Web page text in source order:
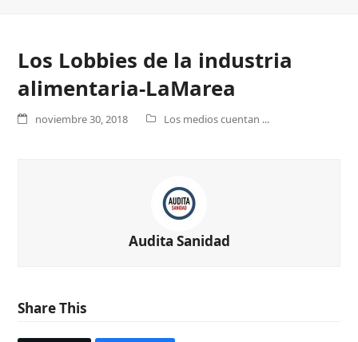
Los Lobbies de la industria
alimentaria-LaMarea
noviembre 30, 2018 Los medios cuentan ...
Audita Sanidad
Share This